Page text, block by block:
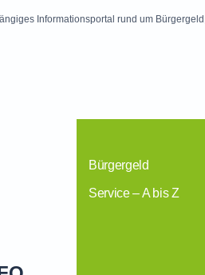
Informationsportal rund um
Bürgergeld
Service – A bis Z